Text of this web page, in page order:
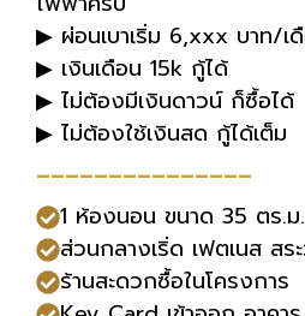
▶ ผ่อนเบาเริ่ม 6,xxx บาท/เ
▶ เงินเดือน 15k กู้ได้
▶ ไม่ต้องมีเงินดาวน์ ก็ซื้อได้
▶ ไม่ต้องใช้เงินสด กู้ได้เต็ม
---------------
1 ห้องนอน ขนาด 35 ตร.ม.
ส่วนกลางเริ่ด เฟตเนส สร
ร้านสะดวกซื้อในโครงการ